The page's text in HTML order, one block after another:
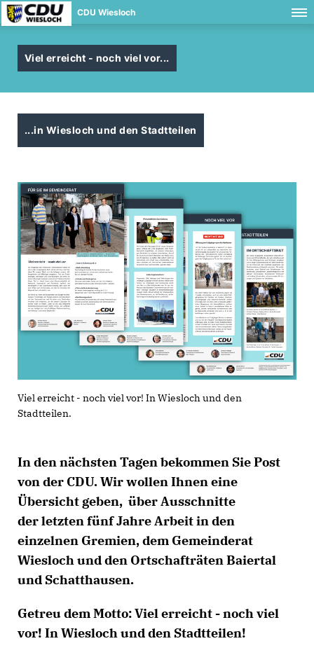
CDU Wiesloch
Viel erreicht - noch viel vor...
...in Wiesloch und den Stadtteilen
Viel erreicht - noch viel vor! In Wiesloch und den
Stadtteilen.
In den nächsten Tagen bekommen Sie Post
von der CDU. Wir wollen Ihnen eine
Übersicht geben, über Ausschnitte
der letzten fünf Jahre Arbeit in den
einzelnen Gremien, dem Gemeinderat
Wiesloch und den Ortschafträten Baiertal
und Schatthausen.
Getreu dem Motto: Viel erreicht - noch viel
vor! In Wiesloch und den Stadtteilen!